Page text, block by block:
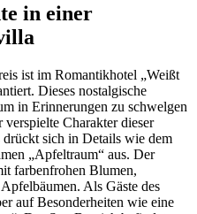
in einer
ist im Romantikhotel „Weißt
Dieses nostalgische
in Erinnerungen zu schwelgen
Charakter dieser
sich in Details wie dem
„Apfeltraum“ aus. Der
farbenfrohen Blumen,
Als Gäste des
auf Besonderheiten wie eine